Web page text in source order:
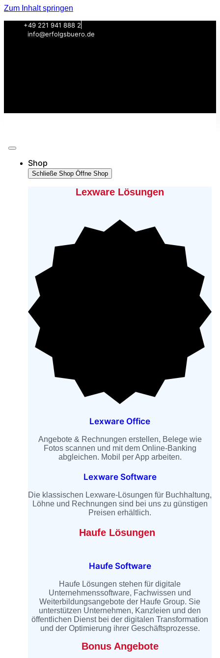
Zum Inhalt springen
+49 221 941 888 2
info@erfolgsbuero.de
Shop
Schließe Shop Öffne Shop
Lexware Lösungen
Lexware Office
Angebote & Rechnungen erstellen, Belege wie
Fotos scannen und mit dem Online-Banking
abgleichen. Mobil per App arbeiten.
Lexware Software
Die klassischen Lexware-Lösungen für Buchhaltung,
Löhne und Rechnungen sind bei uns zu günstigen
Preisen erhältlich.
Haufe Lösungen
Haufe Software
Haufe Lösungen stehen für digitale
Unternehmenssoftware, Fachwissen und
Weiterbildungsangebote der Haufe Group. Sie
unterstützen Unternehmen, Kanzleien und den
öffentlichen Dienst bei der digitalen Transformation
und der Optimierung ihrer Geschäftsprozesse.
Bonus Angebote